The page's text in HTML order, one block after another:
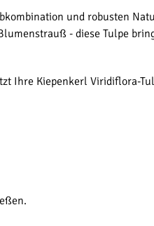
und robusten
- diese Tulpe
Ihre Kiepenkerl Viridiflora-